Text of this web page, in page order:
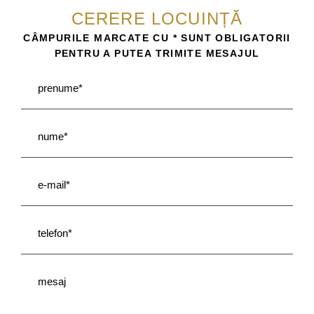
CERERE LOCUINȚĂ
CÂMPURILE MARCATE CU * SUNT OBLIGATORII
PENTRU A PUTEA TRIMITE MESAJUL